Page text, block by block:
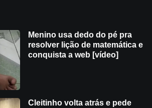
Menino usa dedo do pé pra
resolver lição de matemática e
conquista a web [vídeo]
Cleitinho volta atrás e pede